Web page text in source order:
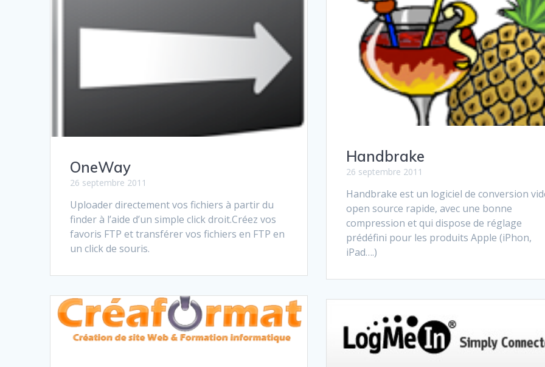
Handbrake
26 septembre 2011
Handbrake est un logiciel de conversion
open source rapide, avec une bonne
compression et qui dispose de réglage
prédéfini pour les produits Apple (iPhon,
iPad….)
OneWay
26 septembre 2011
Uploader directement vos fichiers à partir du
finder à l’aide d’un simple click droit.Créez vos
favoris FTP et transférer vos fichiers en FTP en
un click de souris.